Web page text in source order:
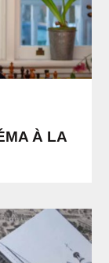
À LA